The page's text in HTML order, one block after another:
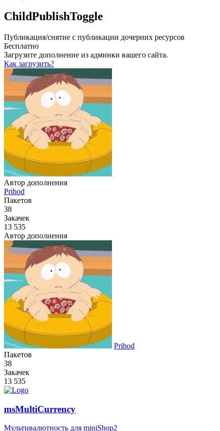
ChildPublishToggle
Публикация/снятие с публикации дочерних ресурсов
Бесплатно
Загрузите дополнение из админки вашего сайта.
Как загрузить?
Автор дополнения
Prihod
Пакетов
38
Закачек
13 535
Автор дополнения
Prihod
Пакетов
38
Закачек
13 535
msMultiCurrency
Мультивалютность для miniShop2